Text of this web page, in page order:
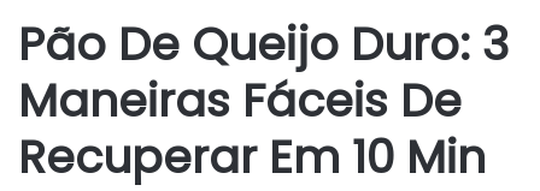
Pão De Queijo Duro: 3
Maneiras Fáceis De
Recuperar Em 10 Min